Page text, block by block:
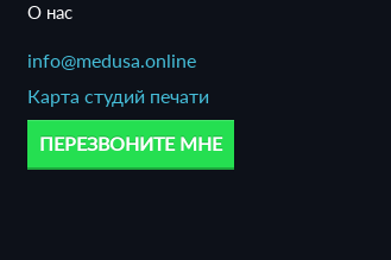
О нас
info@medusa.online
Карта студий печати
ПЕРЕЗВОНИТЕ МНЕ